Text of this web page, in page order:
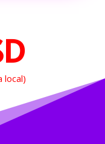
local)